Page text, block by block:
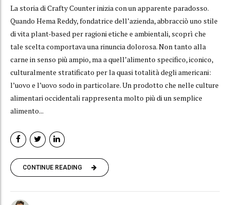
La storia di Crafty Counter inizia con un apparente paradosso.
Quando Hema Reddy, fondatrice dell’azienda, abbracciò uno stile
di vita plant-based per ragioni etiche e ambientali, scoprì che
tale scelta comportava una rinuncia dolorosa. Non tanto alla
carne in senso più ampio, ma a quell’alimento specifico, iconico,
culturalmente stratificato per la quasi totalità degli americani:
l’uovo e l’uovo sodo in particolare. Un prodotto che nelle culture
alimentari occidentali rappresenta molto più di un semplice
alimento...
CONTINUE READING